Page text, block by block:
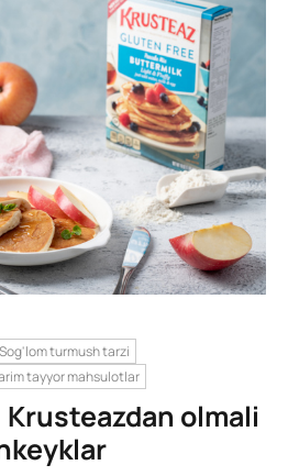
Sog'lom turmush tarzi
tayyor mahsulotlar
olmali